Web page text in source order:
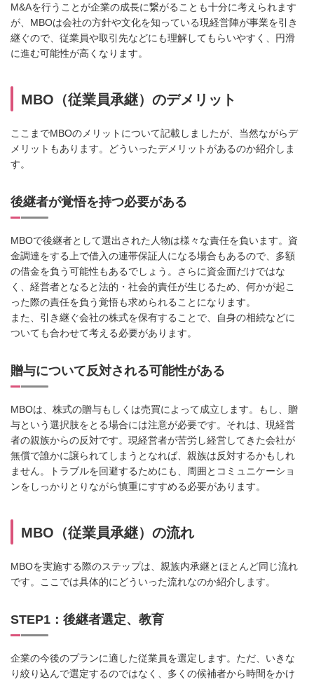
M&Aを行うことが企業の成長に繋がることも十分に考えられます
が、MBOは会社の方針や文化を知っている現経営陣が事業を引き
継ぐので、従業員や取引先などにも理解してもらいやすく、円滑
に進む可能性が高くなります。
MBO（従業員承継）のデメリット
ここまでMBOのメリットについて記載しましたが、当然ながらデ
メリットもあります。どういったデメリットがあるのか紹介しま
す。
後継者が覚悟を持つ必要がある
MBOで後継者として選出された人物は様々な責任を負います。資
金調達をする上で借入の連帯保証人になる場合もあるので、多額
の借金を負う可能性もあるでしょう。さらに資金面だけではな
く、経営者となると法的・社会的責任が生じるため、何かが起こ
った際の責任を負う覚悟も求められることになります。
また、引き継ぐ会社の株式を保有することで、自身の相続などに
ついても合わせて考える必要があります。
贈与について反対される可能性がある
MBOは、株式の贈与もしくは売買によって成立します。もし、贈
与という選択肢をとる場合には注意が必要です。それは、現経営
者の親族からの反対です。現経営者が苦労し経営してきた会社が
無償で誰かに譲られてしまうとなれば、親族は反対するかもしれ
ません。トラブルを回避するためにも、周囲とコミュニケーショ
ンをしっかりとりながら慎重にすすめる必要があります。
MBO（従業員承継）の流れ
MBOを実施する際のステップは、親族内承継とほとんど同じ流れ
です。ここでは具体的にどういった流れなのか紹介します。
STEP1：後継者選定、教育
企業の今後のプランに適した従業員を選定します。ただ、いきな
り絞り込んで選定するのではなく、多くの候補者から時間をかけ